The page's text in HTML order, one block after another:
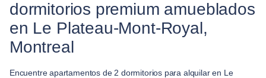
dormitorios premium amueblados
en Le Plateau-Mont-Royal,
Montreal
Encuentre apartamentos de 2 dormitorios para alquilar en Le